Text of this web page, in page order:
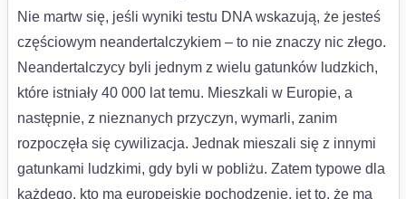
Nie martw się, jeśli wyniki testu DNA wskazują, że jesteś
częściowym neandertalczykiem – to nie znaczy nic złego.
Neandertalczycy byli jednym z wielu gatunków ludzkich,
które istniały 40 000 lat temu. Mieszkali w Europie, a
następnie, z nieznanych przyczyn, wymarli, zanim
rozpoczęła się cywilizacja. Jednak mieszali się z innymi
gatunkami ludzkimi, gdy byli w pobliżu. Zatem typowe dla
każdego, kto ma europejskie pochodzenie, jet to, że ma